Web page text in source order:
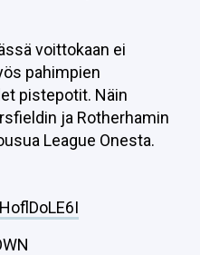
voittokaan ei
pahimpien
pistepotit. Näin
ja Rotherhamin
League Onesta.